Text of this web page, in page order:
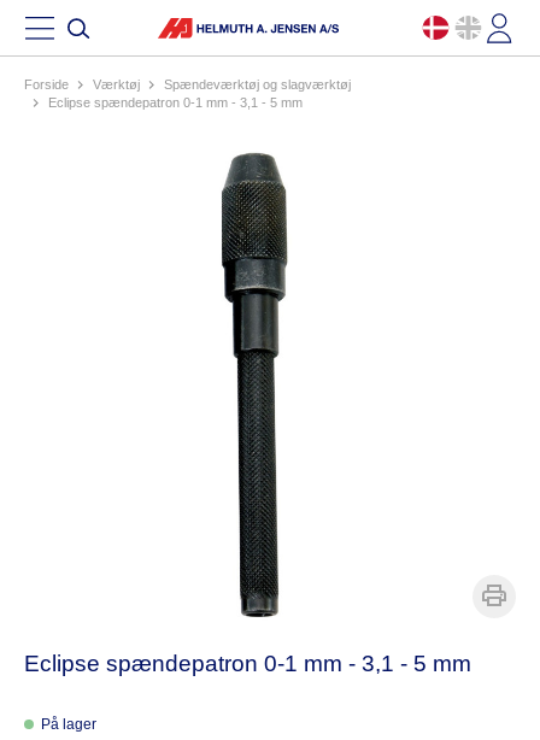
Forside værktøj
spændeværktøj og slagværktøj
eclipse spændepatron 0-1 mm - 3,1 - 5 mm
Eclipse spændepatron 0-1 mm - 3,1 - 5 mm
På lager